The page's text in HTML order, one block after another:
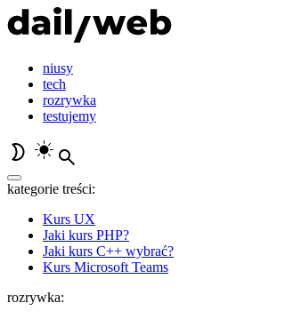
niusy
tech
rozrywka
testujemy
kategorie treści:
Kurs UX
Jaki kurs PHP?
Jaki kurs C++ wybrać?
Kurs Microsoft Teams
rozrywka: